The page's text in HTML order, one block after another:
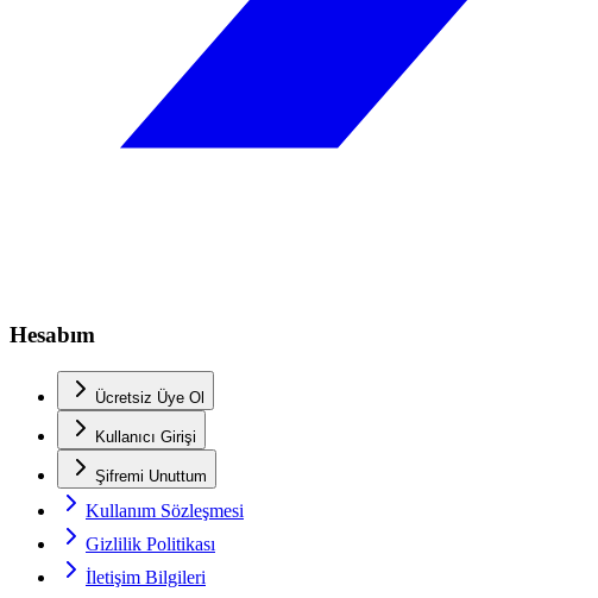
Hesabım
Ücretsiz Üye Ol
Kullanıcı Girişi
Şifremi Unuttum
Kullanım Sözleşmesi
Gizlilik Politikası
İletişim Bilgileri